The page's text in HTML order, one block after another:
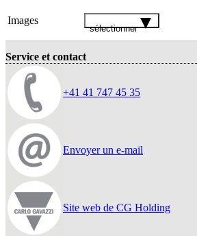
Images
sélectionner
Service et contact
+41 41 747 45 35
Envoyer un e-mail
Site web de CG Holding